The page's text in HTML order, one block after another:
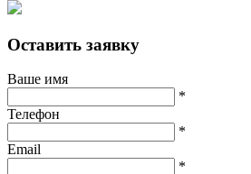
Оставить заявку
Ваше имя
*
Телефон
*
Email
*